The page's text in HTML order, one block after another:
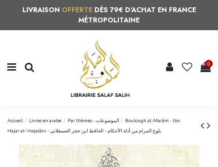
LIVRAISON OFFERTEDÈS 79€ D'ACHAT EN FRANCE
MÉTROPOLITAINE
0
Accueil Livres en arabe Par thèmes - الموضوعات
Boulough al-Marâm - Ibn
Hajar al-'Asqalâni - بلوغ المرام من أدلة الأحكام - الحافظ ابن حجر العسقلاني